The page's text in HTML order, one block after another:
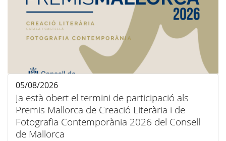
Ja està obert el termini de participació als
Premis Mallorca de Creació Literària i de
Fotografia Contemporània 2026 del Consell
de Mallorca
05/08/2026